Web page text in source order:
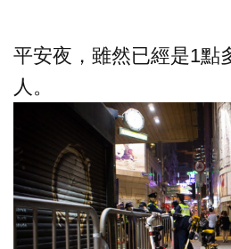
平安夜，雖然已經是1點
人。